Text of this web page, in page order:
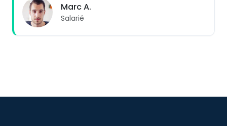
Marc A.
Salarié